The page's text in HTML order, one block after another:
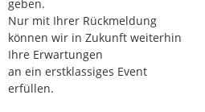
geben.
Nur mit Ihrer Rückmeldung
können wir in Zukunft weiterhin
Ihre Erwartungen
an ein erstklassiges Event
erfüllen.